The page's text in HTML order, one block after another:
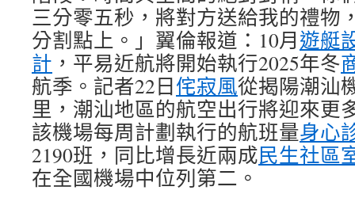
三分零五秒，將對方送給我的禮物
分割點上。」翼倫報道：10月遊艇
計 ，平易近航將開始執行2025年冬
航季。記者22日侘寂風從揭陽潮汕
里，潮汕地區的航空出行將迎來更
該機場每周計劃執行的航班量身心
2190班，同比增長近兩成民生社區
在全國機場中位列第二。